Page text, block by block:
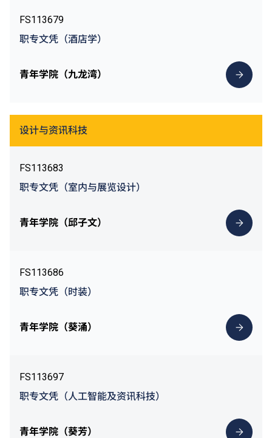
FS113679
职专文凭（酒店学）
青年学院（九龙湾）
设计与资讯科技
FS113683
职专文凭（室内与展览设计）
青年学院（邱子文）
FS113686
职专文凭（时装）
青年学院（葵涌）
FS113697
职专文凭（人工智能及资讯科技）
青年学院（葵芳）